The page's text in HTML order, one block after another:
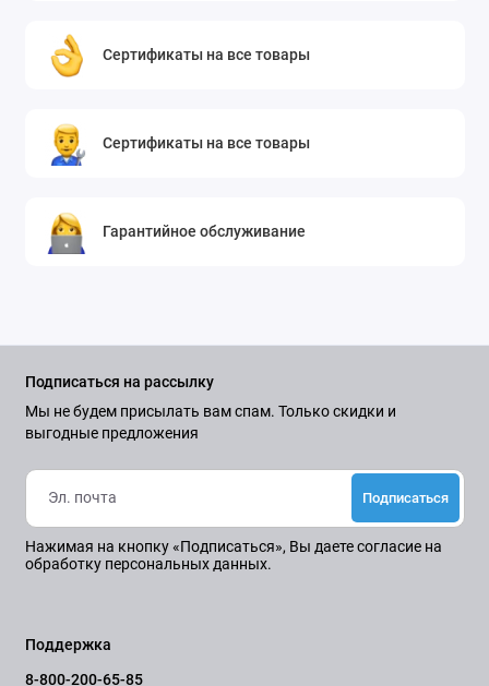
Сертификаты на все товары
Сертификаты на все товары
Гарантийное обслуживание
Подписаться на рассылку
Мы не будем присылать вам спам. Только скидки и
выгодные предложения
Подписаться
Нажимая на кнопку «Подписаться», Вы даетесогласие на
обработку персональных данных.
Поддержка
8-800-200-65-85